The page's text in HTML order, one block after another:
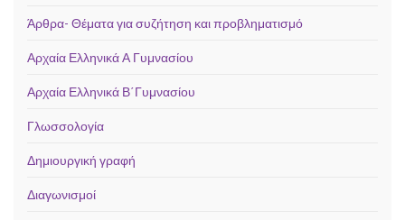
Άρθρα- Θέματα για συζήτηση και προβληματισμό
Αρχαία Ελληνικά Α Γυμνασίου
Αρχαία Ελληνικά Β΄Γυμνασίου
Γλωσσολογία
Δημιουργική γραφή
Διαγωνισμοί